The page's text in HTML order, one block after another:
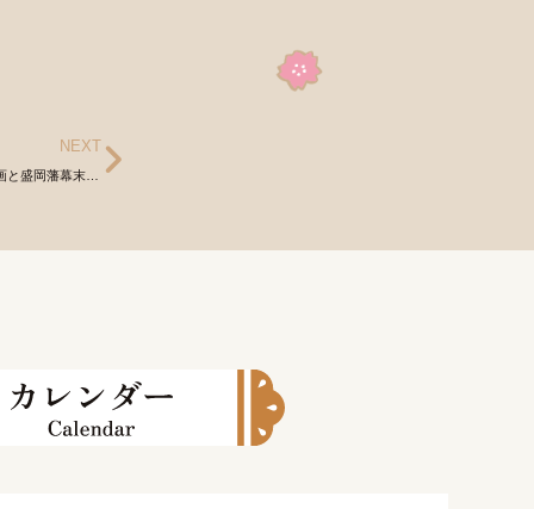
NEXT
特別展『見よ！南部武士の矜持-漫画「壬生義士伝」複製原画と盛岡藩幕末刀剣-』